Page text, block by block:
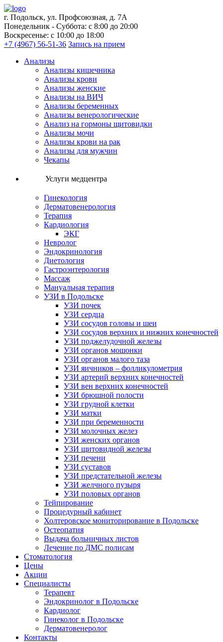
г. Подольск, ул. Профсоюзная, д. 7А
Понедельник - Суббота: с 8:00 до 20:00
Воскресенье: с 10:00 до 18:00
+7 (4967) 56-51-36 Запись на прием
Анализы
Анализы кишечника
Анализы крови
Анализы женские
Анализы на ВИЧ
Анализы беременных
Анализы венерологические
Анализ на гормоны щитовидки
Анализы мочи
Анализы крови на рак
Анализы для мужчин
Чекапы
Услуги медцентра
Гинекология
Дерматовенерология
Терапия
Кардиология
ЭКГ
Невролог
Эндокринология
Диетология
Гастроэнтерология
Массаж
Мануальная терапия
УЗИ в Подольске
УЗИ почек
УЗИ сердца
УЗИ сосудов головы и шеи
УЗИ сосудов верхних и нижних конечностей
УЗИ поджелудочной железы
УЗИ органов мошонки
УЗИ органов малого таза
УЗИ яичников – фолликулометрия
УЗИ артерий верхних конечностей
УЗИ вен верхних конечностей
УЗИ брюшной полости
УЗИ грудной клетки
УЗИ матки
УЗИ при беременности
УЗИ молочных желез
УЗИ женских органов
УЗИ щитовидной железы
УЗИ печени
УЗИ суставов
УЗИ предстательной железы
УЗИ желчного пузыря
УЗИ половых органов
Тейпирование
Процедурный кабинет
Холтеровское мониторирование в Подольске
Остеопатия
Выдача больничных листов
Лечение по ДМС полисам
Стоматология
Цены
Акции
Специалисты
Терапевт
Эндокринолог в Подольске
Кардиолог
Гинеколог в Подольске
Дерматовенеролог
Контакты